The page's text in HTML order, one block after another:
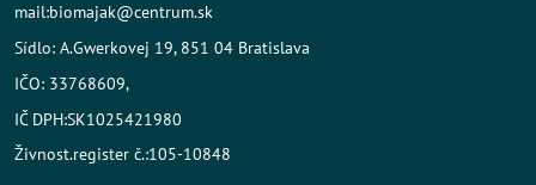
mail:biomajak@centrum.sk
Sídlo: A.Gwerkovej 19, 851 04 Bratislava
IČO: 33768609,
IČ DPH:SK1025421980
Živnost.register č.:105-10848